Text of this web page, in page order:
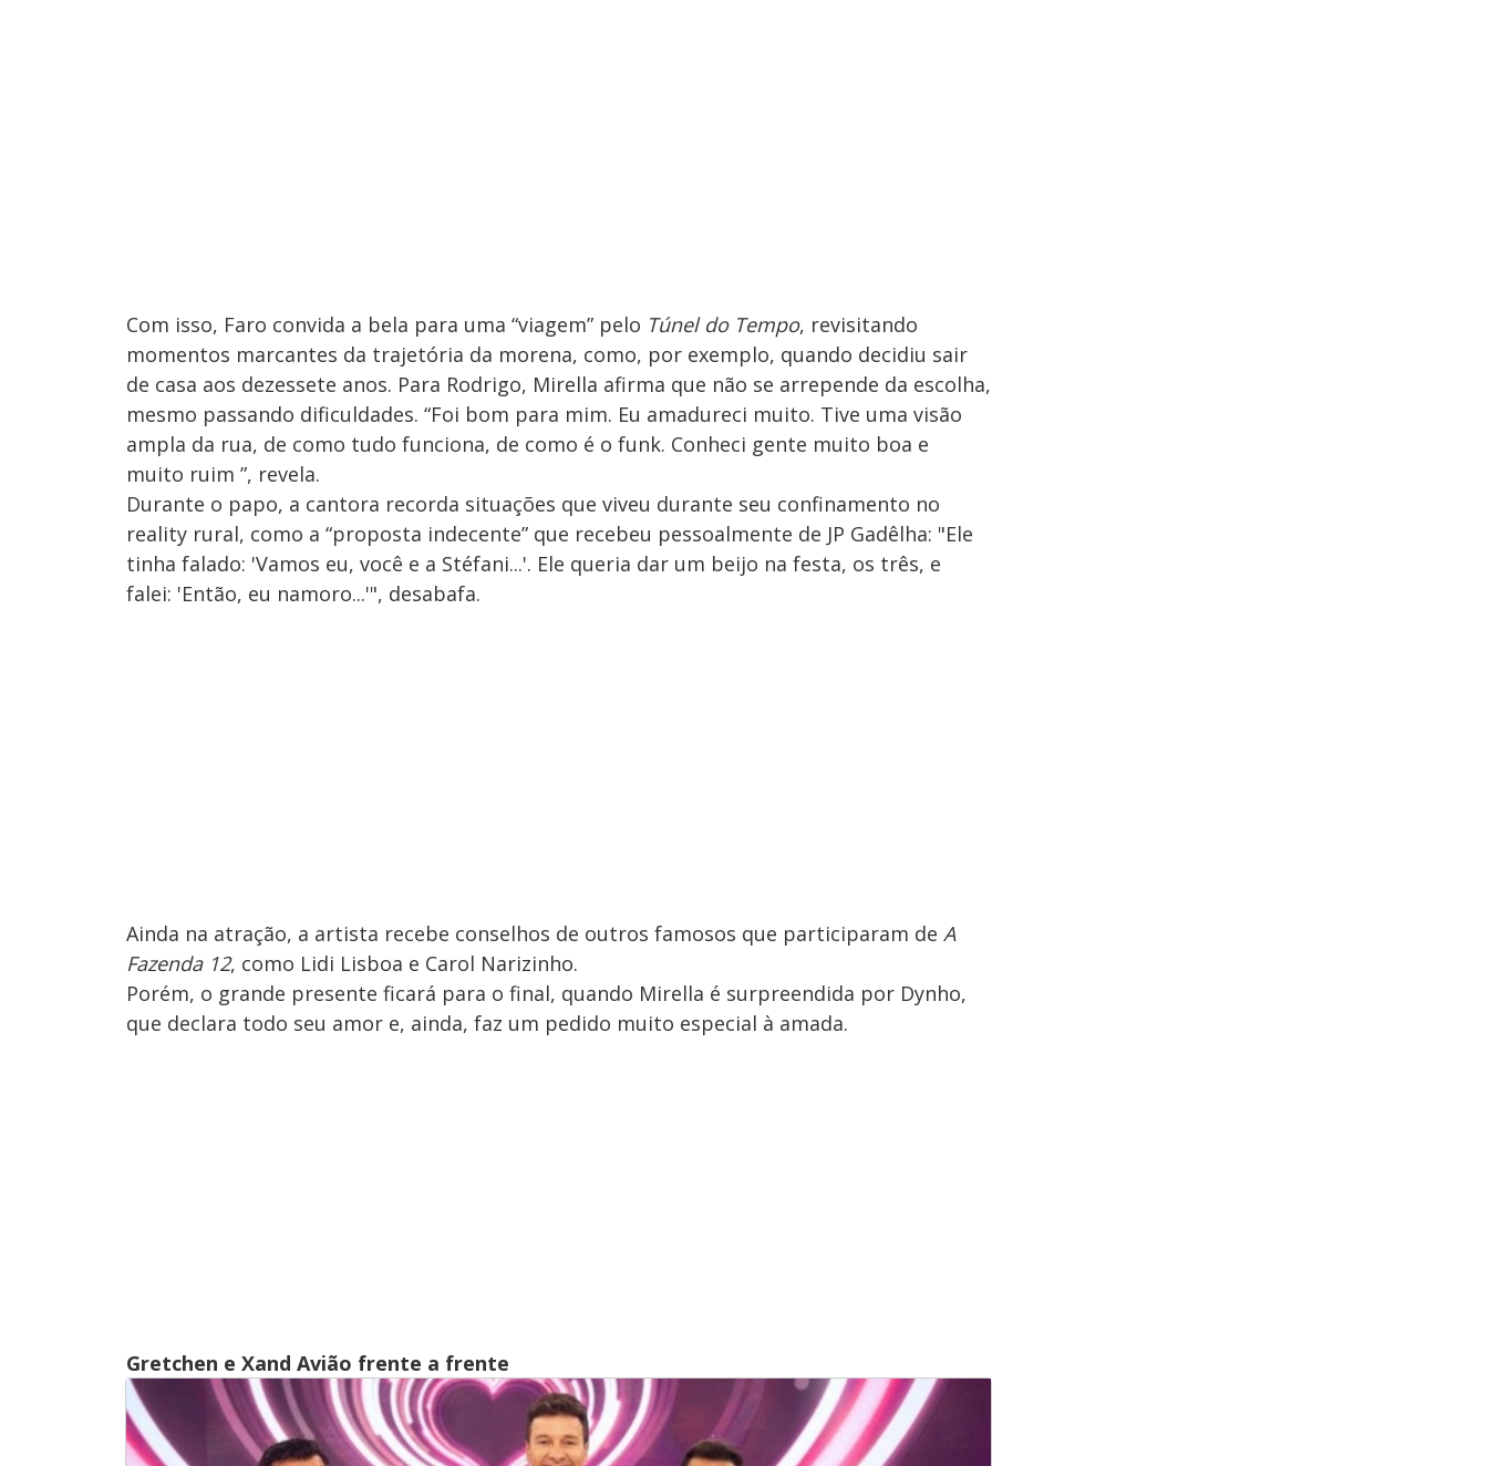
Com isso, Faro convida a bela para uma “viagem” pelo Túnel do Tempo, revisitando
momentos marcantes da trajetória da morena, como, por exemplo, quando decidiu sair
de casa aos dezessete anos. Para Rodrigo, Mirella afirma que não se arrepende da escolha,
mesmo passando dificuldades. “Foi bom para mim. Eu amadureci muito. Tive uma visão
ampla da rua, de como tudo funciona, de como é o funk. Conheci gente muito boa e
muito ruim ”, revela.
Durante o papo, a cantora recorda situações que viveu durante seu confinamento no
reality rural, como a “proposta indecente” que recebeu pessoalmente de JP Gadêlha: "Ele
tinha falado: 'Vamos eu, você e a Stéfani...'. Ele queria dar um beijo na festa, os três, e
falei: 'Então, eu namoro...'", desabafa.
Ainda na atração, a artista recebe conselhos de outros famosos que participaram de A
Fazenda 12, como Lidi Lisboa e Carol Narizinho.
Porém, o grande presente ficará para o final, quando Mirella é surpreendida por Dynho,
que declara todo seu amor e, ainda, faz um pedido muito especial à amada.
Gretchen e Xand Avião frente a frente